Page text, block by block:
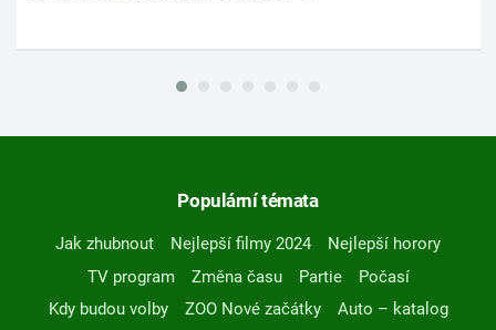
Populární témata
Jak zhubnout Nejlepší filmy 2024
Nejlepší horory
TV program
Změna času Partie
Počasí
Kdy budou volby
ZOO Nové začátky
Auto – katalog